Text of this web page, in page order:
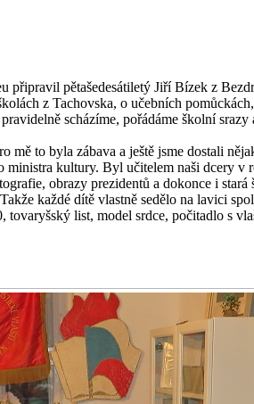
připravil pětašedesátiletý Jiří Bízek z
z Tachovska, o učebních
scházíme, pořádáme školní
to byla zábava a ještě jsme dostali
kultury. Byl učitelem naši dcery v
obrazy prezidentů a dokonce i
každé dítě vlastně sedělo na lavici
list, model srdce, počitadlo s